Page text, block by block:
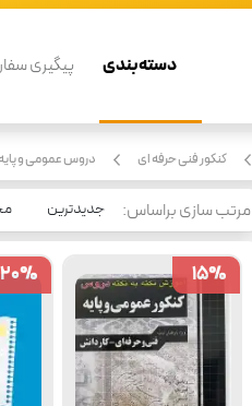
دسته بندی پیگیری
کنکور فنی حرفه ای دروس عمومی و
مرتب سازی براساس: جدیدترین
15%
15%
20%
20%